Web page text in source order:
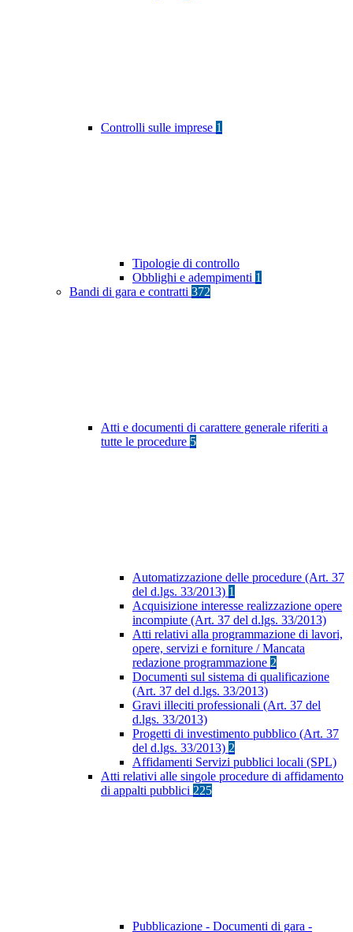
Controlli sulle imprese 1
Tipologie di controllo
Obblighi e adempimenti 1
Bandi di gara e contratti 372
Atti e documenti di carattere generale riferiti a
tutte le procedure 5
Automatizzazione delle procedure (Art. 37
del d.lgs. 33/2013) 1
Acquisizione interesse realizzazione opere
incompiute (Art. 37 del d.lgs. 33/2013)
Atti relativi alla programmazione di lavori,
opere, servizi e forniture / Mancata
redazione programmazione 2
Documenti sul sistema di qualificazione
(Art. 37 del d.lgs. 33/2013)
Gravi illeciti professionali (Art. 37 del
d.lgs. 33/2013)
Progetti di investimento pubblico (Art. 37
del d.lgs. 33/2013) 2
Affidamenti Servizi pubblici locali (SPL)
Atti relativi alle singole procedure di affidamento
di appalti pubblici 225
Pubblicazione - Documenti di gara -